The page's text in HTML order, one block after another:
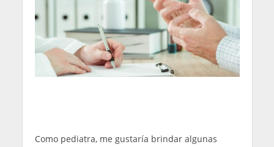
Como pediatra, me gustaría brindar algunas